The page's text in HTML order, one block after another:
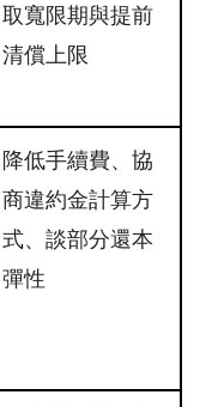
取寬限期與提前
清償上限
降低手續費、協
商違約金計算方
式、談部分還本
彈性